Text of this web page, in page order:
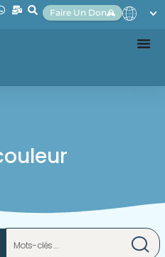
Faire Un Don